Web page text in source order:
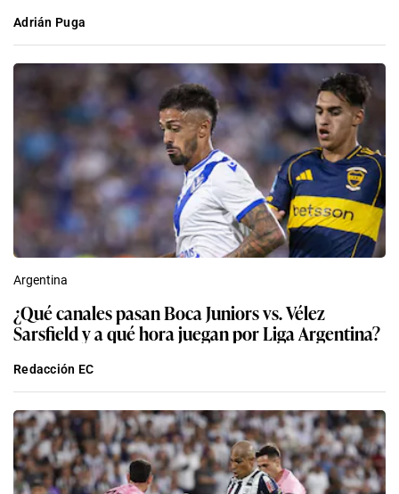
Adrián Puga
Argentina
¿Qué canales pasan Boca Juniors vs. Vélez
Sarsfield y a qué hora juegan por Liga Argentina?
Redacción EC